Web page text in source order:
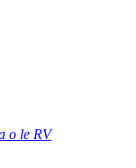
o le RV